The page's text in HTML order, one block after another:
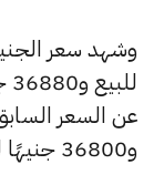
و36800 جنيهًا للشراء.